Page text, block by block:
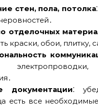
стен‚ пола‚ потолка
отделочных
краски‚ обои‚ плитку‚
электропроводки‚
документации⁚
есть все